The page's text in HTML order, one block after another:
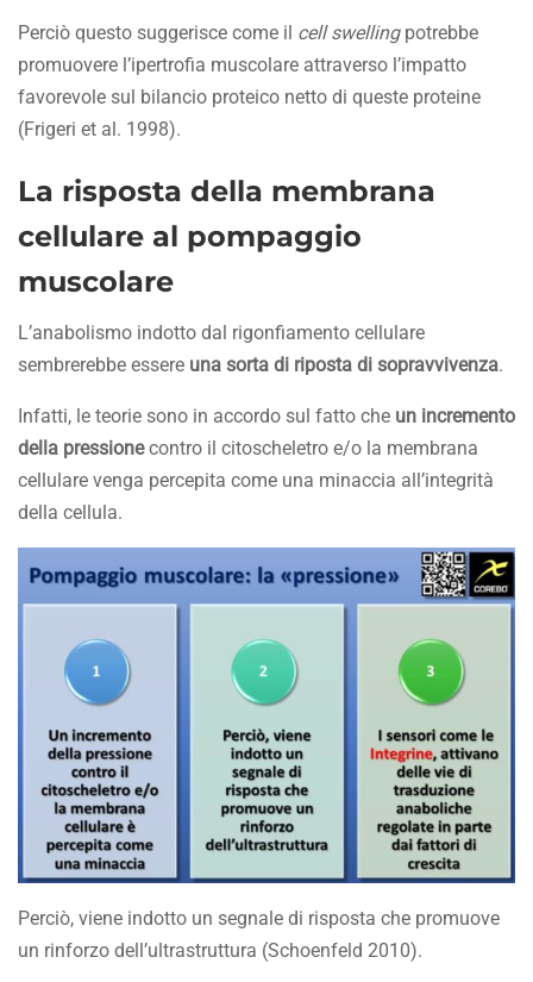
Perciò questo suggerisce come il cell swellingpotrebbe
promuovere l’ipertrofia muscolare attraverso l’impatto
favorevole sul bilancio proteico netto di queste proteine
(Frigeri et al. 1998).
La risposta della membrana
cellulare al pompaggio
muscolare
L’anabolismo indotto dal rigonfiamento cellulare
sembrerebbe essere una sorta di riposta di sopravvivenza.
Infatti, le teorie sono in accordo sul fatto che un incremento
della pressionecontro il citoscheletro e/o la membrana
cellulare venga percepita come una minaccia all’integrità
della cellula.
Perciò, viene indotto un segnale di risposta che promuove
un rinforzo dell’ultrastruttura (Schoenfeld 2010).